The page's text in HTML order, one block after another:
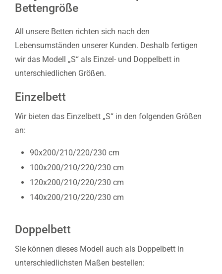
Bettengröße
All unsere Betten richten sich nach den
Lebensumständen unserer Kunden. Deshalb fertigen
wir das Modell „S“ als Einzel- und Doppelbett in
unterschiedlichen Größen.
Einzelbett
Wir bieten das Einzelbett „S“ in den folgenden Größen
an:
90x200/210/220/230 cm
100x200/210/220/230 cm
120x200/210/220/230 cm
140x200/210/220/230 cm
Doppelbett
Sie können dieses Modell auch als Doppelbett in
unterschiedlichsten Maßen bestellen: